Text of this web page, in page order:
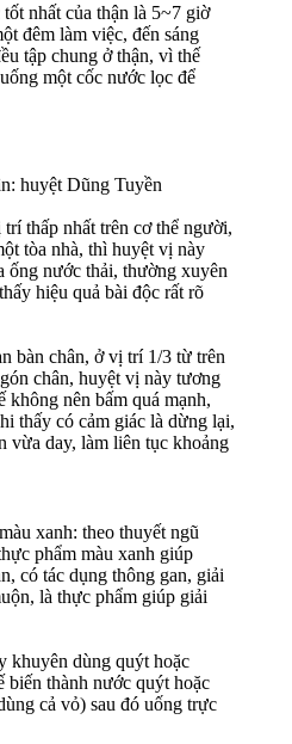
nhất của thận là 5~7 giờ
đêm làm việc, đến sáng
tập chung ở thận, vì thế
một cốc nước lọc để
huyệt Dũng Tuyền
thấp nhất trên cơ thể người,
tòa nhà, thì huyệt vị này
ống nước thải, thường xuyên
hiệu quả bài độc rất rõ
bàn chân, ở vị trí 1/3 từ trên
chân, huyệt vị này tương
không nên bấm quá mạnh,
thấy có cảm giác là dừng lại,
vừa day, làm liên tục khoảng
xanh: theo thuyết ngũ
phẩm màu xanh giúp
có tác dụng thông gan, giải
là thực phẩm giúp giải
khuyên dùng quýt hoặc
biến thành nước quýt hoặc
cả vỏ) sau đó uống trực